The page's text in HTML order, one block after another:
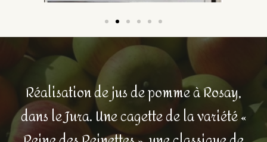
Réalisation de jus de pomme à Rosay,
dans le Jura. Une cagette de la variété «